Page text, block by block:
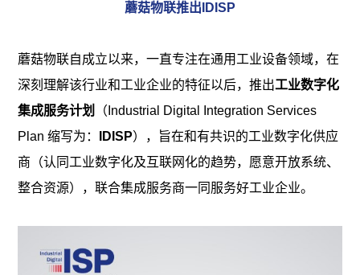
蘑菇物联推出IDISP
蘑菇物联自成立以来，一直专注在通用工业设备领域，在
深刻理解该行业和工业企业的特征以后，推出工业数字化
集成服务计划
（Industrial Digital Integration Services
Plan 缩写为：
IDISP），旨在和有共识的工业数字化供应
商（认同工业数字化及互联网化的趋势，愿意开放系统、
整合资源），联合集成服务商一同服务好工业企业。